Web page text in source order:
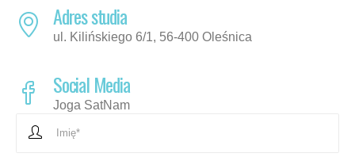
Adres studia
ul. Kilińskiego 6/1, 56-400 Oleśnica
Social Media
Joga SatNam